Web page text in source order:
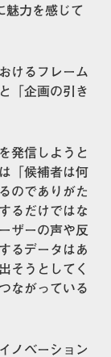
魅力を感じて
けるフレーム
「企画の引き
発信しようと
「候補者は何
のでありがた
るだけではな
ザーの声や反
るデータはあ
そうとしてく
ながっている
ノベーション